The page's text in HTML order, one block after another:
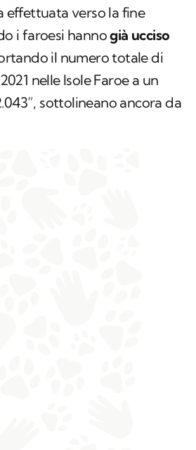
effettuata verso la fine
i faroesi hannogià ucciso
il numero totale di
nelle Isole Faroe a un
sottolineano ancora da